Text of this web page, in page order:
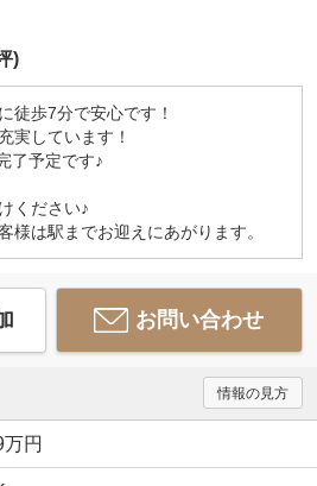
)
徒歩7分で安心です！
実しています！
了予定です♪
ください♪
様は駅までお迎えにあがります。
お問い合わせ
情報の見方
円